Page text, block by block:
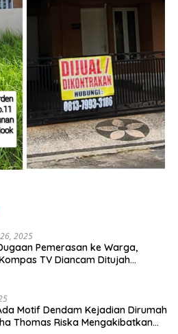
2025
Pemerasan ke Warga,
TV Diancam Ditujah
Motif Dendam Kejadian Dirumah
Thomas Riska Mengakibatkan